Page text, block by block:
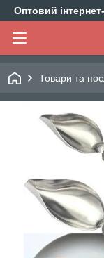
Оптовий
Товари та